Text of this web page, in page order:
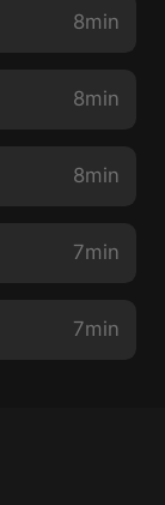
8min
8min
8min
7min
7min